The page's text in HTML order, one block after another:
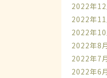
2022年12
2022年11
2022年10
2022年8
2022年7
2022年6